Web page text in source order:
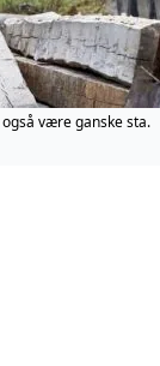
være ganske sta.